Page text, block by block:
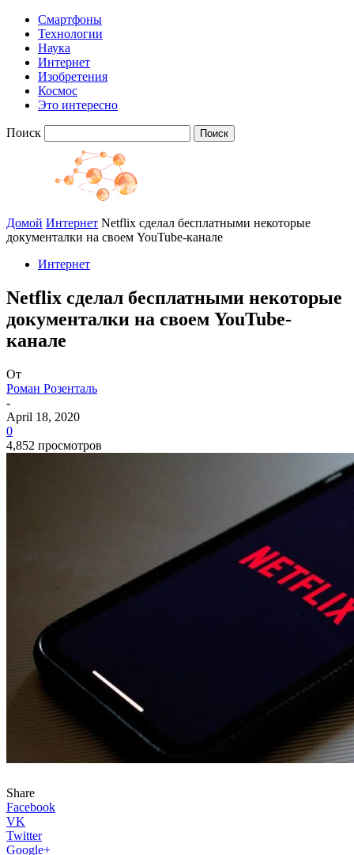
Смартфоны
Технологии
Наука
Интернет
Изобретения
Космос
Это интересно
Поиск
Домой Интернет Netflix сделал бесплатными некоторые
документалки на своем YouTube-канале
Интернет
Netflix сделал бесплатными некоторые
документалки на своем YouTube-
канале
От
Роман Розенталь
-
April 18, 2020
0
4,852 просмотров
Share
Facebook
VK
Twitter
Google+